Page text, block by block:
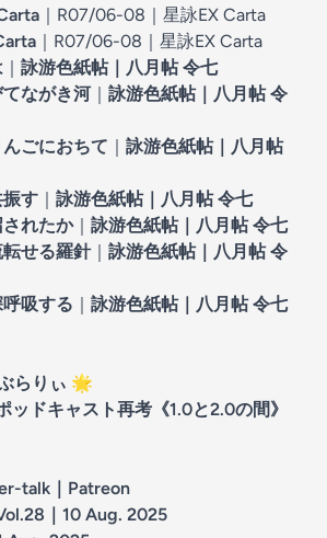
｜ R07/06-08｜星詠EX Carta
｜ R07/06-08｜星詠EX Carta
｜ 詠游色紙帖｜八月帖 令七
ながき河｜ 詠游色紙帖｜八月帖 令
ごにおちて ｜ 詠游色紙帖｜八月帖
す ｜ 詠游色紙帖｜八月帖 令七
れたか｜ 詠游色紙帖｜八月帖 令七
せる羅針｜ 詠游色紙帖｜八月帖 令
吸する ｜ 詠游色紙帖｜八月帖 令七
らりぃ 🌟
ッドキャスト再考《1.0と2.0の間》
talk ｜Patreon
｜10 Aug. 2025